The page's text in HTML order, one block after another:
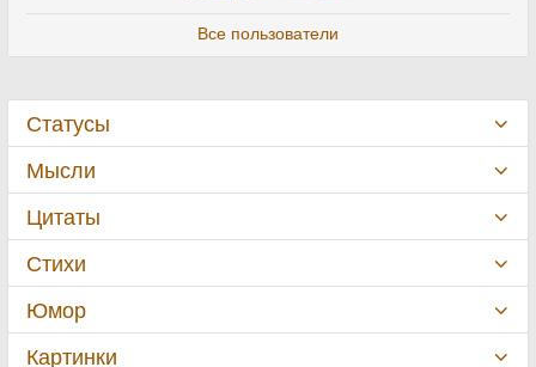
Все пользователи
Статусы
Мысли
Цитаты
Стихи
Юмор
Картинки